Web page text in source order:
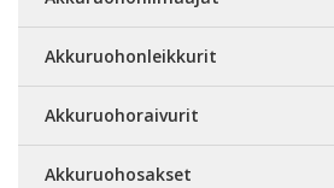
Akkuruohonleikkurit
Akkuruohoraivurit
Akkuruohosakset